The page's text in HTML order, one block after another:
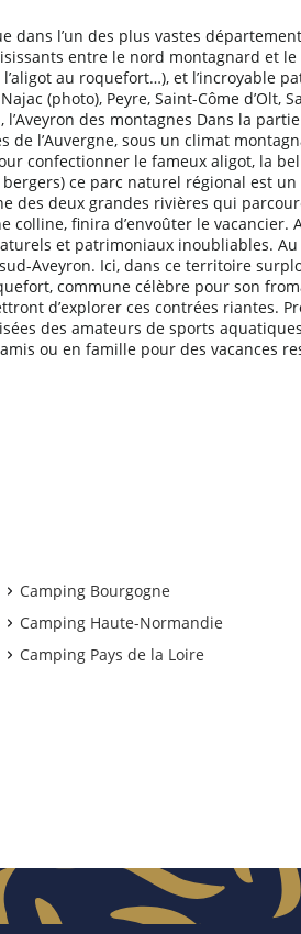
dans l’un des plus vastes
entre le nord montagnard et
au roquefort…), et l’incroyable
(photo), Peyre, Saint-Côme
l’Aveyron des montagnes Dans la
de l’Auvergne, sous un climat
confectionner le fameux aligot, la
ce parc naturel régional est
des deux grandes rivières qui
colline, finira d’envoûter le
et patrimoniaux inoubliables.
Aveyron. Ici, dans ce territoire
commune célèbre pour son
d’explorer ces contrées riantes.
des amateurs de sports
ou en famille pour des vacances
Camping Bourgogne
Camping Haute-Normandie
Camping Pays de la Loire